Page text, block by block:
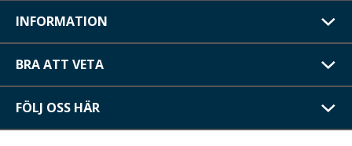
INFORMATION
BRA ATT VETA
FÖLJ OSS HÄR